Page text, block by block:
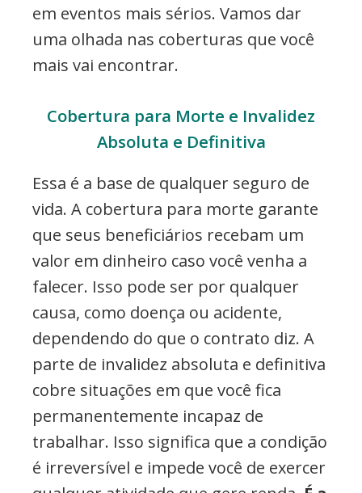
em eventos mais sérios. Vamos dar
uma olhada nas coberturas que você
mais vai encontrar.
Cobertura para Morte e Invalidez
Absoluta e Definitiva
Essa é a base de qualquer seguro de
vida. A cobertura para morte garante
que seus beneficiários recebam um
valor em dinheiro caso você venha a
falecer. Isso pode ser por qualquer
causa, como doença ou acidente,
dependendo do que o contrato diz. A
parte de invalidez absoluta e definitiva
cobre situações em que você fica
permanentemente incapaz de
trabalhar. Isso significa que a condição
é irreversível e impede você de exercer